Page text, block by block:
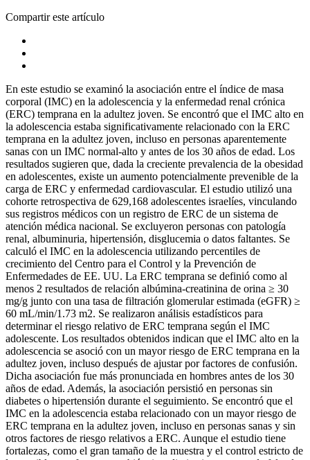
Compartir este artículo
En este estudio se examinó la asociación entre el índice de masa
corporal (IMC) en la adolescencia y la enfermedad renal crónica
(ERC) temprana en la adultez joven. Se encontró que el IMC alto en
la adolescencia estaba significativamente relacionado con la ERC
temprana en la adultez joven, incluso en personas aparentemente
sanas con un IMC normal-alto y antes de los 30 años de edad. Los
resultados sugieren que, dada la creciente prevalencia de la obesidad
en adolescentes, existe un aumento potencialmente prevenible de la
carga de ERC y enfermedad cardiovascular. El estudio utilizó una
cohorte retrospectiva de 629,168 adolescentes israelíes, vinculando
sus registros médicos con un registro de ERC de un sistema de
atención médica nacional. Se excluyeron personas con patología
renal, albuminuria, hipertensión, disglucemia o datos faltantes. Se
calculó el IMC en la adolescencia utilizando percentiles de
crecimiento del Centro para el Control y la Prevención de
Enfermedades de EE. UU. La ERC temprana se definió como al
menos 2 resultados de relación albúmina-creatinina de orina ≥ 30
mg/g junto con una tasa de filtración glomerular estimada (eGFR) ≥
60 mL/min/1.73 m2. Se realizaron análisis estadísticos para
determinar el riesgo relativo de ERC temprana según el IMC
adolescente. Los resultados obtenidos indican que el IMC alto en la
adolescencia se asoció con un mayor riesgo de ERC temprana en la
adultez joven, incluso después de ajustar por factores de confusión.
Dicha asociación fue más pronunciada en hombres antes de los 30
años de edad. Además, la asociación persistió en personas sin
diabetes o hipertensión durante el seguimiento. Se encontró que el
IMC en la adolescencia estaba relacionado con un mayor riesgo de
ERC temprana en la adultez joven, incluso en personas sanas y sin
otros factores de riesgo relativos a ERC. Aunque el estudio tiene
fortalezas, como el gran tamaño de la muestra y el control estricto de